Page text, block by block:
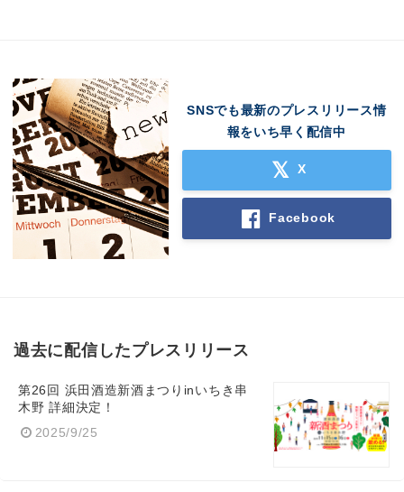
SNSでも最新のプレスリリース情
報をいち早く配信中
X
Facebook
過去に配信したプレスリリース
第26回 浜田酒造新酒まつりinいちき串
木野 詳細決定！
2025/9/25